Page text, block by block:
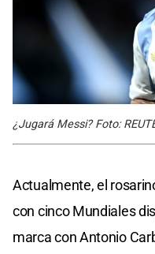
¿Jugará Messi? Foto:
Actualmente, el
con cinco Mundiales
marca con Antonio